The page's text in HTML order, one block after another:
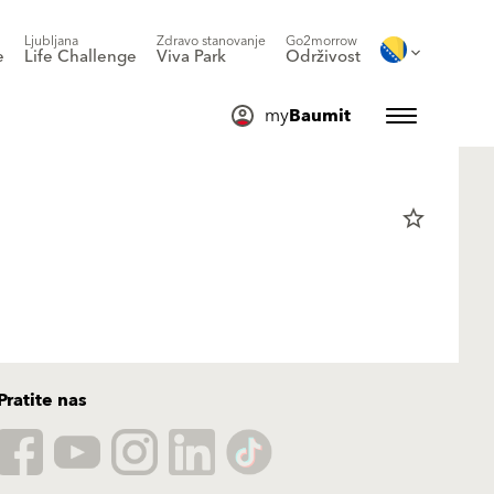
Ljubljana
Life Challenge
Zdravo stanovanje
Viva Park
Go2morrow
Održivost
myBaumit
star_border
nas